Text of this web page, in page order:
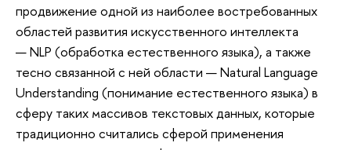
продвижение одной из наиболее востребованных
областей развития искусственного интеллекта
— NLP (обработка естественного языка), а также
тесно связанной с ней области — Natural Language
Understanding (понимание естественного языка) в
сферу таких массивов текстовых данных, которые
традиционно считались сферой применения